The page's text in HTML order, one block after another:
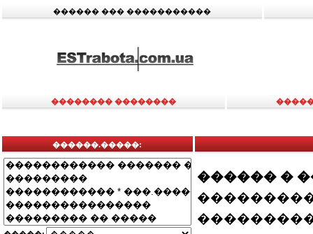
������ ��� �����������
�������� ��������
������.�����:
������ �